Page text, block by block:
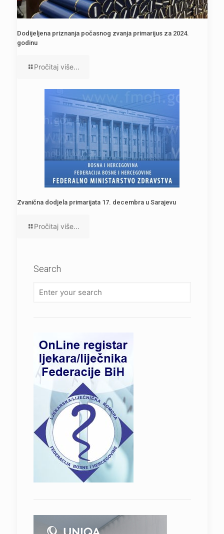
Dodijeljena priznanja počasnog zvanja primarijus za 2024.
godinu
Pročitaj više...
Zvanična dodjela primarijata 17. decembra u Sarajevu
Pročitaj više...
Search